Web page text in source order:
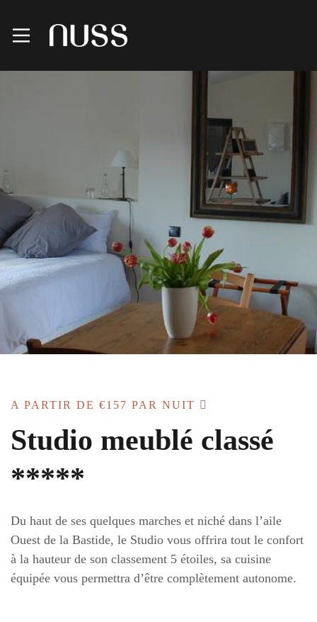
A PARTIR DE €157 PAR NUIT
Studio meublé classé
*****
Du haut de ses quelques marches et niché dans l’aile
Ouest de la Bastide, le Studio vous offrira tout le confort
à la hauteur de son classement 5 étoiles, sa cuisine
équipée vous permettra d’être complètement autonome.